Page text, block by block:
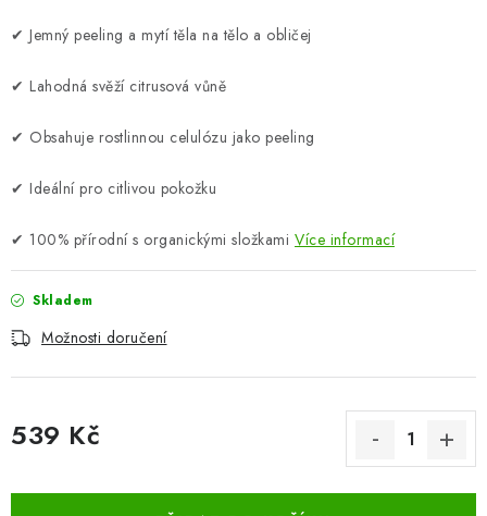
✔ Jemný peeling a mytí těla na tělo a obličej
✔ Lahodná svěží citrusová vůně
✔ Obsahuje rostlinnou celulózu jako peeling
✔ Ideální pro citlivou pokožku
✔ 100% přírodní s organickými složkami Více informací
Skladem
Možnosti doručení
539 Kč